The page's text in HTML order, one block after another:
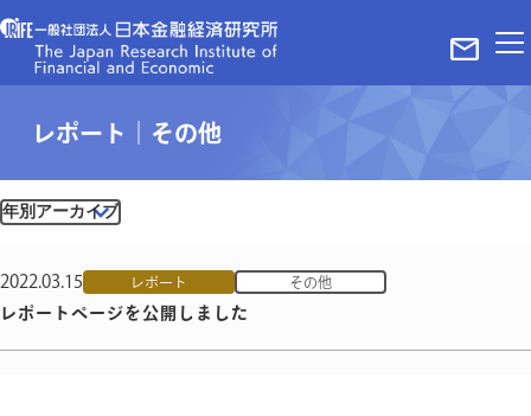
代表理事ご挨拶
理事・パートナー
レポート｜その他
2022.03.15 レポート その他
レポートページを公開しました